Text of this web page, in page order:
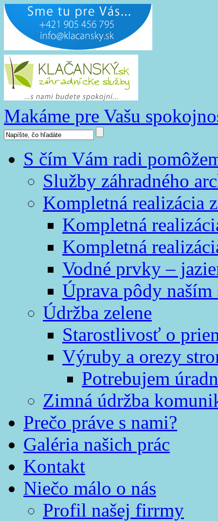
Makáme pre Vašu
S čím Vám radi
Služby záhradného
Kompletná realizácia
Kompletná
Kompletná
Vodné prvky –
Úprava pôdy
Údržba zelene
Starostlivosť o
Výruby a orezy
Potrebujem
Zimná údržba
Prečo práve s nami?
Galéria našich prác
Kontakt
Niečo málo o nás
Profil našej firrmy